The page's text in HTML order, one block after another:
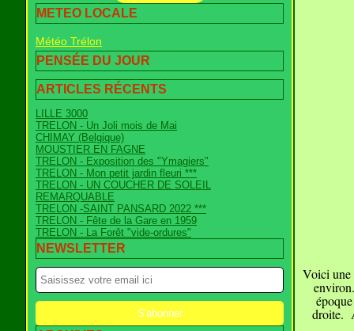
METEO LOCALE
Météo Trélon
PENSÉE DU JOUR
ARTICLES RÉCENTS
LILLE 3000
TRELON - Un Joli mois de Mai
CHIMAY (Belgique)
MOUSTIER EN FAGNE
TRELON - Exposition des "Ymagiers"
TRELON - Mon petit jardin fleuri ***
TRELON - UN COUCHER DE SOLEIL
REMARQUABLE
TRELON -SAINT PANSARD 2022 ***
TRELON - Fête de la Gare en 1959
TRELON - La Forêt "vide-ordures"
NEWSLETTER
Voici une
droite.